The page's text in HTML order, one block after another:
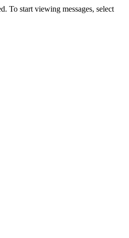
To start viewing messages, select